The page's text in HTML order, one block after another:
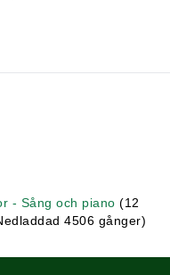
- Sång och piano (12
4506 gånger)